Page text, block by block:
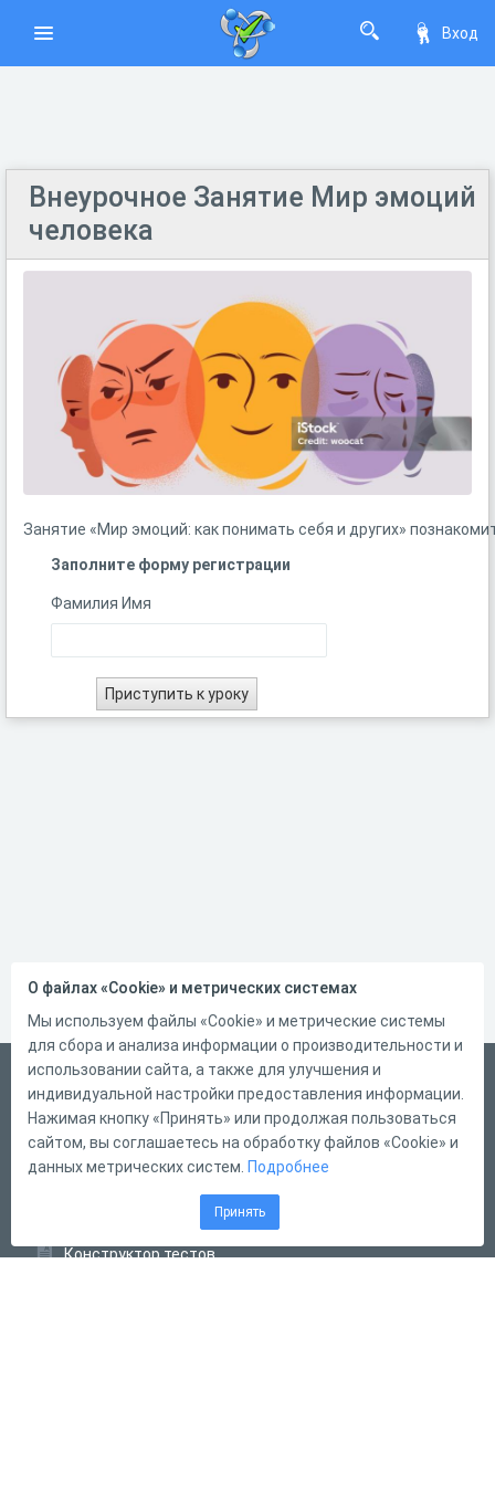
Вход
Внеурочное Занятие Мир эмоций
человека
Занятие «Мир эмоций: какпонимать себя и других»
Заполните форму регистрации
Фамилия Имя
Русский
Справка
Форма обратной связи
Конструктор тестов
О файлах «Cookie» и метрических системах
Мы используем файлы «Cookie» и метрические системы
для сбора и анализа информации о производительности и
использовании сайта, а также для улучшения и
индивидуальной настройки предоставления информации.
Нажимая кнопку «Принять» или продолжая пользоваться
сайтом, вы соглашаетесь на обработку файлов «Cookie» и
данных метрических систем. Подробнее
Принять